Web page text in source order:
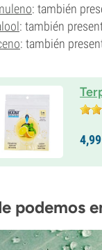
: también
: también
: también
4,99
podemos